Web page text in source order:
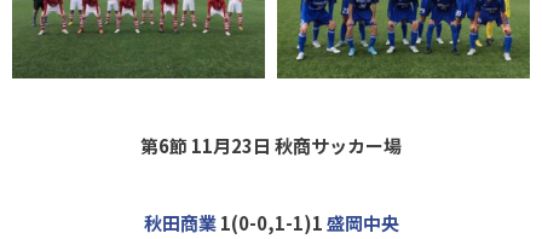
第6節 11月23日 秋商サッカー場
秋田商業1(0-0,1-1)1盛岡中央